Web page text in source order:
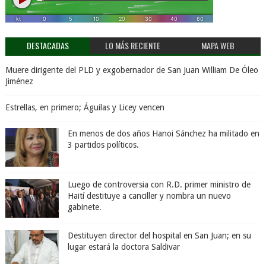
DESTACADAS LO MÁS RECIENTE MAPA WEB
Muere dirigente del PLD y exgobernador de San Juan William De Óleo
Jiménez
Estrellas, en primero; Águilas y Licey vencen
En menos de dos años Hanoi Sánchez ha militado en
3 partidos políticos.
Luego de controversia con R.D. primer ministro de
Haití destituye a canciller y nombra un nuevo
gabinete.
Destituyen director del hospital en San Juan; en su
lugar estará la doctora Saldivar